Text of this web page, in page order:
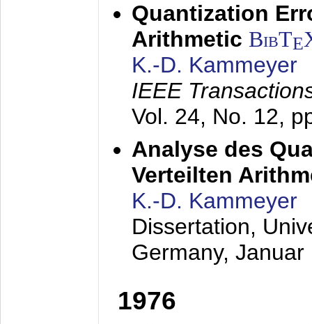
Quantization
Arithmetic BibTE
K.-D. Kammeyer
IEEE
Vol. 24, No. 12,
Analyse des
Verteilten
K.-D. Kammeyer
Dissertation,
Germany, Januar
1976